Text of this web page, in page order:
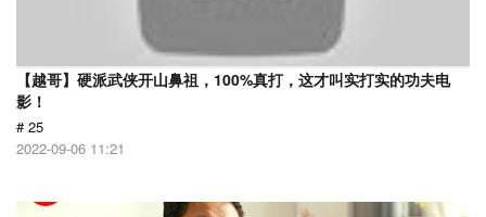
【越哥】硬派武侠开山鼻祖，100%真打，这才叫实打实的功夫电
影！
# 25
2022-09-06 11:21